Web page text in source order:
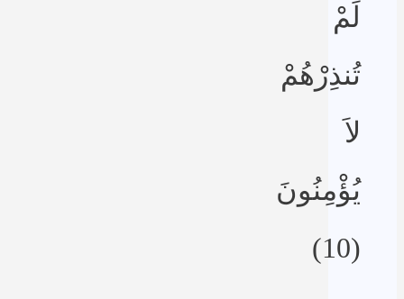
لَمْ
تُنذِرْهُمْ
لاَ
يُؤْمِنُونَ
(10)